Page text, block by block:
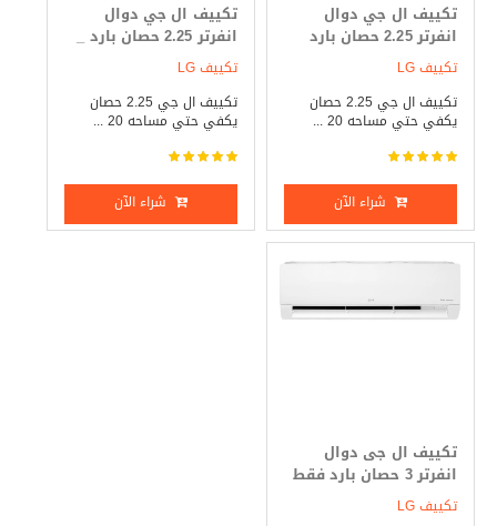
تكييف ال جي دوال
انفرتر 2.25 حصان بارد
فقط
تكييف LG
تكييف ال جي 2.25 حصان
يكفي حتي مساحه 20 ...
شراء الآن
تكييف ال جي دوال
انفرتر 2.25 حصان بارد _
ساخن
تكييف LG
تكييف ال جي 2.25 حصان
يكفي حتي مساحه 20 ...
شراء الآن
تكييف ال جى دوال
انفرتر 3 حصان بارد فقط
تكييف LG